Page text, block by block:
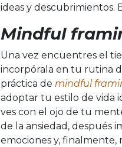
ideas y descubrimientos.
Mindful
Una vez encuentres el
incorpórala en tu rutina
práctica de mindful
adoptar tu estilo de vida
ves con el ojo de tu
de la ansiedad, después
emociones y, finalmente,